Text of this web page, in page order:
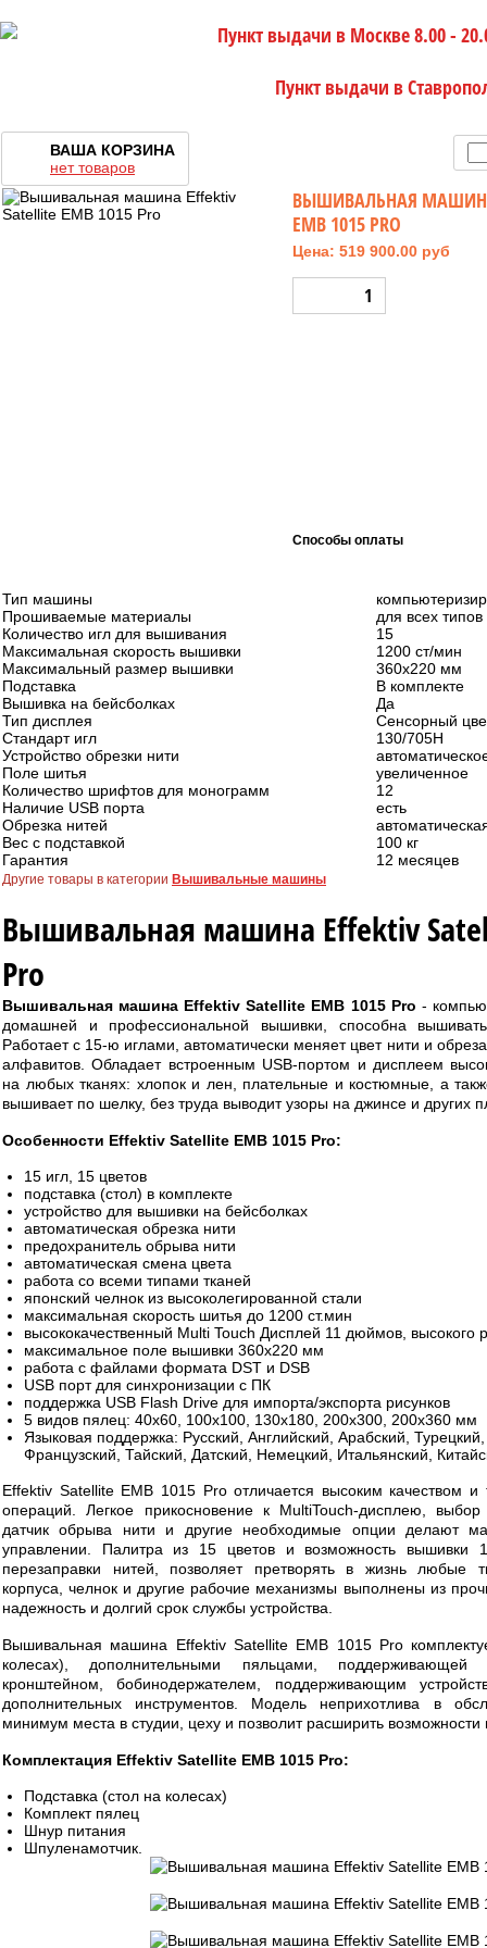
Пункт выдачи в Москве 8.00 -
Пункт выдачи в
ВАША КОРЗИНА
нет товаров
ВЫШИВАЛЬНАЯ МАШИНА
EMB 1015 PRO
Цена: 519 900.00 руб
Способы оплаты
Тип машины
Прошиваемые материалы
для всех типов
Количество игл для вышивания
15
Максимальная скорость вышивки
1200 ст/мин
Максимальный размер вышивки
360х220 мм
Подставка
В комплекте
Вышивка на бейсболках
Да
Тип дисплея
Сенсорный
Стандарт игл
130/705H
Устройство обрезки нити
Поле шитья
увеличенное
Количество шрифтов для монограмм
12
Наличие USB порта
есть
Обрезка нитей
Вес с подставкой
100 кг
Гарантия
12 месяцев
Другие товары в категории Вышивальные машины
Вышивальная машина Effektiv
Pro
Вышивальная машина Effektiv Satellite EMB 1015 Pro -
домашней и профессиональной вышивки, способна
Работает с 15-ю иглами, автоматически меняет цвет нити и
алфавитов. Обладает встроенным USB-портом и дисплеем
на любых тканях: хлопок и лен, плательные и костюмные, а
вышивает по шелку, без труда выводит узоры на джинсе и других
Особенности Effektiv Satellite EMB 1015 Pro:
15 игл, 15 цветов
подставка (стол) в комплекте
устройство для вышивки на бейсболках
автоматическая обрезка нити
предохранитель обрыва нити
автоматическая смена цвета
работа со всеми типами тканей
японский челнок из высоколегированной стали
максимальная скорость шитья до 1200 ст.мин
высококачественный Multi Touch Дисплей 11 дюймов, высокого
максимальное поле вышивки 360х220 мм
работа с файлами формата DST и DSB
USB порт для синхронизации с ПК
поддержка USB Flash Drive для импорта/экспорта рисунков
5 видов пялец: 40х60, 100х100, 130х180, 200х300, 200х360 мм
Языковая поддержка: Русский, Английский, Арабский,
Французский, Тайский, Датский, Немецкий, Итальянский,
Effektiv Satellite EMB 1015 Pro отличается высоким качеством и
операций. Легкое прикосновение к MultiTouch-дисплею,
датчик обрыва нити и другие необходимые опции делают
управлении. Палитра из 15 цветов и возможность вышивки
перезаправки нитей, позволяет претворять в жизнь любые
корпуса, челнок и другие рабочие механизмы выполнены из
надежность и долгий срок службы устройства.
Вышивальная машина Effektiv Satellite EMB 1015 Pro
колесах), дополнительными пяльцами, поддерживающей
кронштейном, бобинодержателем, поддерживающим
дополнительных инструментов. Модель неприхотлива в
минимум места в студии, цеху и позволит расширить
Комплектация Effektiv Satellite EMB 1015 Pro:
Подставка (стол на колесах)
Комплект пялец
Шнур питания
Шпуленамотчик.